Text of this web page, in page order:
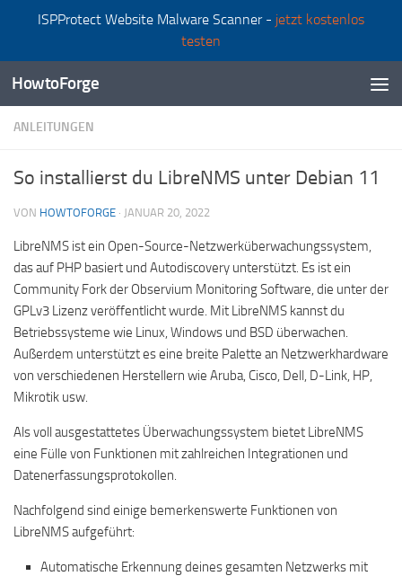
ISPProtect Website Malware Scanner - jetzt kostenlos
testen
Zum Inhalt springen
HowtoForge
ANLEITUNGEN
So installierst du LibreNMS unter Debian 11
VON HOWTOFORGE · JANUAR 20, 2022
LibreNMS ist ein Open-Source-Netzwerküberwachungssystem,
das auf PHP basiert und Autodiscovery unterstützt. Es ist ein
Community Fork der Observium Monitoring Software, die unter der
GPLv3 Lizenz veröffentlicht wurde. Mit LibreNMS kannst du
Betriebssysteme wie Linux, Windows und BSD überwachen.
Außerdem unterstützt es eine breite Palette an Netzwerkhardware
von verschiedenen Herstellern wie Aruba, Cisco, Dell, D-Link, HP,
Mikrotik usw.
Als voll ausgestattetes Überwachungssystem bietet LibreNMS
eine Fülle von Funktionen mit zahlreichen Integrationen und
Datenerfassungsprotokollen.
Nachfolgend sind einige bemerkenswerte Funktionen von
LibreNMS aufgeführt:
Automatische Erkennung deines gesamten Netzwerks mit